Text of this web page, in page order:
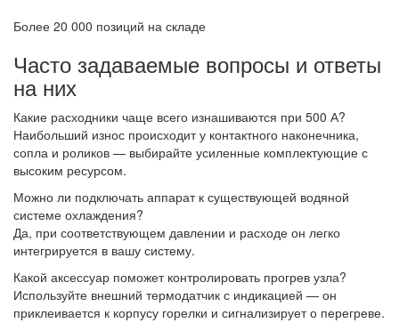
Более 20 000 позиций на складе
Часто задаваемые вопросы и ответы
на них
Какие расходники чаще всего изнашиваются при 500 А?
Наибольший износ происходит у контактного наконечника,
сопла и роликов — выбирайте усиленные комплектующие с
высоким ресурсом.
Можно ли подключать аппарат к существующей водяной
системе охлаждения?
Да, при соответствующем давлении и расходе он легко
интегрируется в вашу систему.
Какой аксессуар поможет контролировать прогрев узла?
Используйте внешний термодатчик с индикацией — он
приклеивается к корпусу горелки и сигнализирует о перегреве.